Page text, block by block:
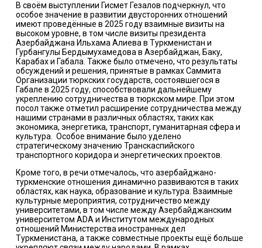
В своём выступлении Гисмет Гезалов подчеркнул, что
особое значение в развитии двусторонних отношений
имеют проведённые в 2025 году взаимные визиты на
высоком уровне, в том числе визиты президента
Азербайджана Ильхама Алиева в Туркменистан и
Гурбангулы Бердымухамедова в Азербайджан, Баку,
Карабах и Габала. Также было отмечено, что результаты
обсуждений и решения, принятые в рамках Саммита
Организации тюркских государств, состоявшегося в
Габале в 2025 году, способствовали дальнейшему
укреплению сотрудничества в тюркском мире. При этом
посол также отметил расширение сотрудничества между
нашими странами в различных областях, таких как
экономика, энергетика, транспорт, гуманитарная сфера и
культура. Особое внимание было уделено
стратегическому значению Транскаспийского
транспортного коридора и энергетических проектов.
Кроме того, в речи отмечалось, что азербайджано-
туркменские отношения динамично развиваются в таких
областях, как наука, образование и культура. Взаимные
культурные мероприятия, сотрудничество между
университетами, в том числе между Азербайджанским
университетом ADA и Институтом международных
отношений Министерства иностранных дел
Туркменистана, а также совместные проекты ещё больше